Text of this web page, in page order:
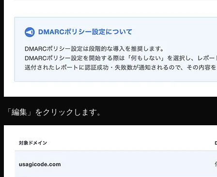
「編集」をクリックします。